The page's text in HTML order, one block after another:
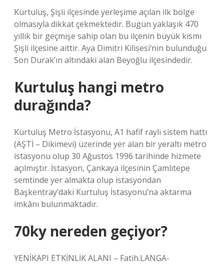
Kurtuluş, Şişli ilçesinde yerleşime açılan ilk bölge
olmasıyla dikkat çekmektedir. Bugün yaklaşık 470
yıllık bir geçmişe sahip olan bu ilçenin büyük kısmı
Şişli ilçesine aittir. Aya Dimitri Kilisesi’nin bulunduğu
Son Durak’ın altındaki alan Beyoğlu ilçesindedir.
Kurtuluş hangi metro
durağında?
Kurtuluş Metro İstasyonu, A1 hafif raylı sistem hattı
(AŞTİ – Dikimevi) üzerinde yer alan bir yeraltı metro
istasyonu olup 30 Ağustos 1996 tarihinde hizmete
açılmıştır. İstasyon, Çankaya ilçesinin Çamlıtepe
semtinde yer almakta olup istasyondan
Başkentray’daki Kurtuluş İstasyonu’na aktarma
imkânı bulunmaktadır.
70ky nereden geçiyor?
YENİKAPI ETKİNLİK ALANI – Fatih.LANGA-